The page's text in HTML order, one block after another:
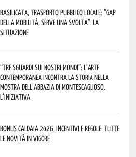
Basilicata, trasporto pubblico locale: “Gap
della mobilità, serve una svolta”. La
situazione
“Tre Sguardi sui Nostri Mondi”: l’arte
contemporanea incontra la storia nella
mostra dell’Abbazia di Montescaglioso.
L’iniziativa
Bonus caldaia 2026, incentivi e regole: tutte
le novità in vigore